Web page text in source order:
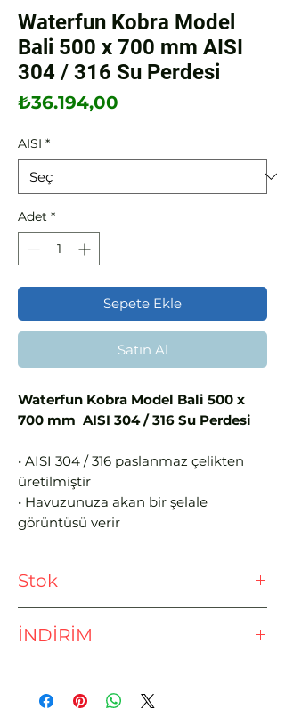
Waterfun Kobra Model
Bali 500 x 700 mm AISI
304 / 316 Su Perdesi
₺36.194,00
AISI *
Adet *
Sepete Ekle
Satın Al
Waterfun Kobra Model Bali 500 x
700 mm AISI 304 / 316 Su Perdesi
• AISI 304 / 316 paslanmaz çelikten
üretilmiştir
• Havuzunuza akan bir şelale
görüntüsü verir
Stok
lütfen stok sorunuz.
İNDİRİM